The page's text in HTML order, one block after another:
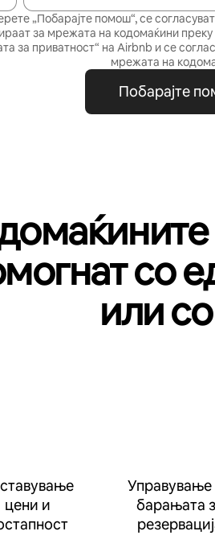
„Побарајте помош“, се
за мрежата на кодомаќини
за приватност“ на Airbnb и се
мрежата на
Побарајте
со
или
цени и
Управување
барањата